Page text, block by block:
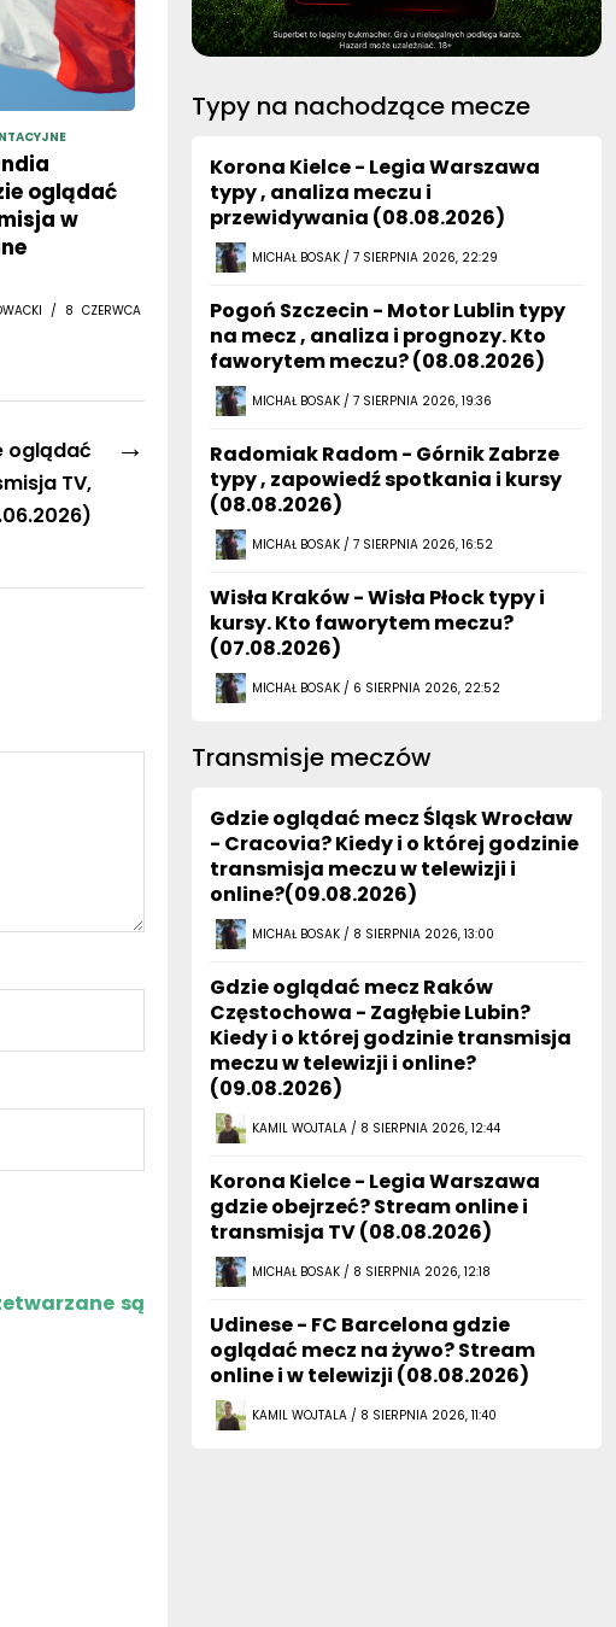
oglądać
w
/ 8 CZERWCA
→
oglądać
TV,
są
Typy na nachodzące mecze
Korona Kielce - Legia Warszawa
typy , analiza meczu i
przewidywania (08.08.2026)
MICHAŁ BOSAK / 7 SIERPNIA 2026, 22:29
Pogoń Szczecin - Motor Lublin typy
na mecz , analiza i prognozy. Kto
faworytem meczu? (08.08.2026)
MICHAŁ BOSAK / 7 SIERPNIA 2026, 19:36
Radomiak Radom - Górnik Zabrze
typy , zapowiedź spotkania i kursy
(08.08.2026)
MICHAŁ BOSAK / 7 SIERPNIA 2026, 16:52
Wisła Kraków - Wisła Płock typy i
kursy. Kto faworytem meczu?
(07.08.2026)
MICHAŁ BOSAK / 6 SIERPNIA 2026, 22:52
Transmisje meczów
Gdzie oglądać mecz Śląsk Wrocław
- Cracovia? Kiedy i o której godzinie
transmisja meczu w telewizji i
online?(09.08.2026)
MICHAŁ BOSAK / 8 SIERPNIA 2026, 13:00
Gdzie oglądać mecz Raków
Częstochowa - Zagłębie Lubin?
Kiedy i o której godzinie transmisja
meczu w telewizji i online?
(09.08.2026)
KAMIL WOJTALA / 8 SIERPNIA 2026, 12:44
Korona Kielce - Legia Warszawa
gdzie obejrzeć? Stream online i
transmisja TV (08.08.2026)
MICHAŁ BOSAK / 8 SIERPNIA 2026, 12:18
Udinese - FC Barcelona gdzie
oglądać mecz na żywo? Stream
online i w telewizji (08.08.2026)
KAMIL WOJTALA / 8 SIERPNIA 2026, 11:40